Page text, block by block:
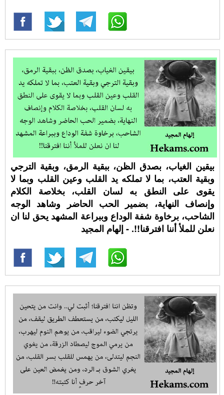
بيقين الغياب، بصدق الظن، ببقية الرمق، وبقية الترجي
وبقية العتب، بما لا تملكه يد القلب وعين القلب وبما لا
يقوى على النطق به لسان القلب، بخلاصة الكلام
وإنصاف النهاية، بضمير الحب الحاضر وشاهد الوجه
الشاحب، برخاوة شفة الوداع وببراعة المشهد يحق لنا ان
نعلن للملأ أننا افترقنا!!. - إلهام المجيد